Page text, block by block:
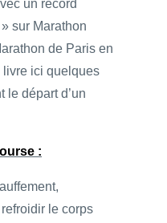
un record
sur Marathon
de Paris en
livre ici quelques
le départ d’un
:
le corps